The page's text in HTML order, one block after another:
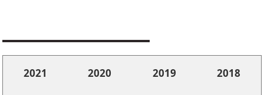
2021 2020 2019 2018